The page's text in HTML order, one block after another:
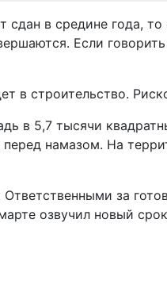
в средине года, то
Если
в строительство.
в 5,7 тысячи
намазом. На
за
озвучил новый